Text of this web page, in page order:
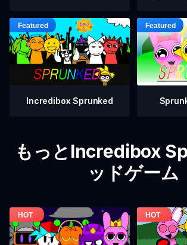
Incredibox Sprunked
もっとIncredibox
ッドゲーム